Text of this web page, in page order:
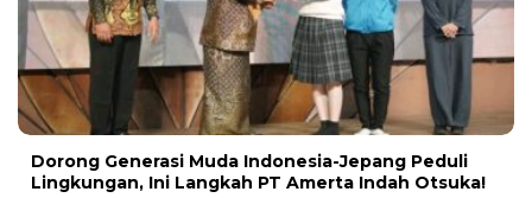
Dorong Generasi Muda Indonesia-Jepang Peduli
Lingkungan, Ini Langkah PT Amerta Indah Otsuka!